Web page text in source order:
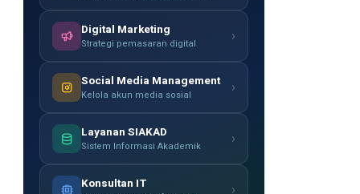
Digital Marketing
Strategi pemasaran digital ›
Social Media Management
Kelola akun media sosial ›
Layanan SIAKAD
Sistem Informasi Akademik ›
Konsultan IT